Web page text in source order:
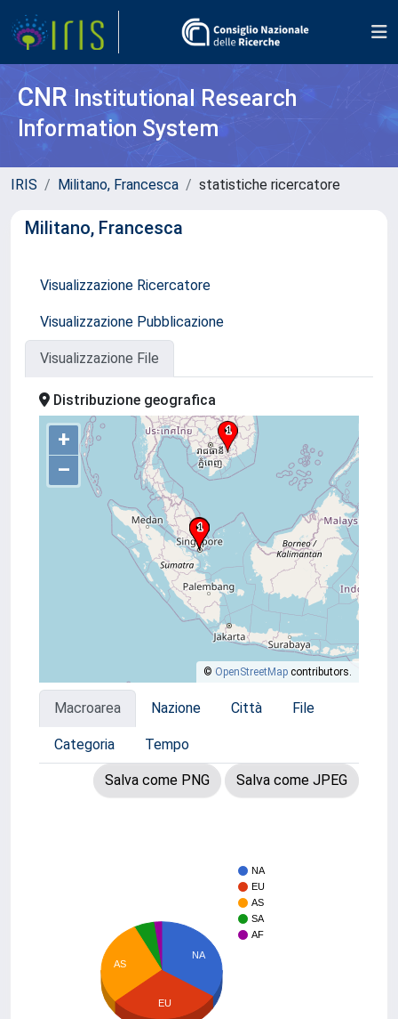
CNR Institutional Research
Information System
IRIS Militano, Francesca statistiche ricercatore
Militano, Francesca
Visualizzazione Ricercatore
Visualizzazione Pubblicazione
Visualizzazione File
Distribuzione geografica
+
–
© OpenStreetMap contributors.
Macroarea Nazione Città File
Categoria Tempo
Salva come PNG Salva come JPEG
NA
EU
AS
SA
AF
NA
AS
EU